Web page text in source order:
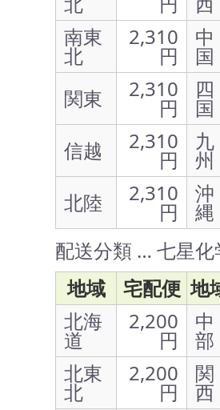
南東
北
2,310
円
中
国
関東
2,310
円
四
国
信越
2,310
円
九
州
北陸
2,310
円
沖
縄
配送分類 … 七星化
地域
宅配便 地
北海
道
2,200
円
中
部
北東
北
2,200
円
関
西